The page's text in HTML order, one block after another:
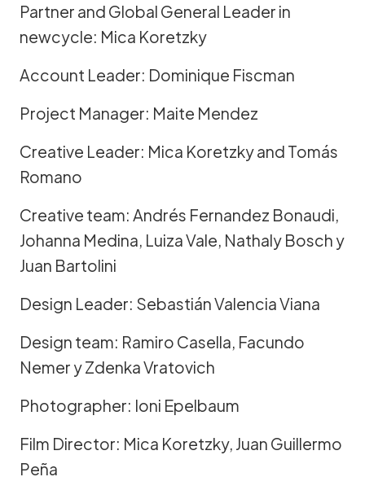
Partner and Global General Leader in
newcycle: Mica Koretzky
Account Leader: Dominique Fiscman
Project Manager: Maite Mendez
Creative Leader: Mica Koretzky and Tomás
Romano
Creative team: Andrés Fernandez Bonaudi,
Johanna Medina, Luiza Vale, Nathaly Bosch y
Juan Bartolini
Design Leader: Sebastián Valencia Viana
Design team: Ramiro Casella, Facundo
Nemer y Zdenka Vratovich
Photographer: Ioni Epelbaum
Film Director: Mica Koretzky, Juan Guillermo
Peña